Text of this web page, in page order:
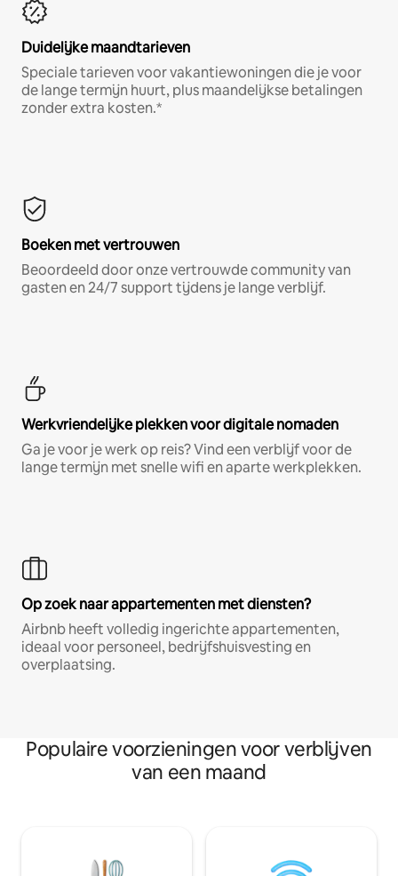
Duidelijke maandtarieven
Speciale tarieven voor vakantiewoningen die je voor
de lange termijn huurt, plus maandelijkse betalingen
zonder extra kosten.*
Boeken met vertrouwen
Beoordeeld door onze vertrouwde community van
gasten en 24/7 support tijdens je lange verblijf.
Werkvriendelijke plekken voor digitale nomaden
Ga je voor je werk op reis? Vind een verblijf voor de
lange termijn met snelle wifi en aparte werkplekken.
Op zoek naar appartementen met diensten?
Airbnb heeft volledig ingerichte appartementen,
ideaal voor personeel, bedrijfshuisvesting en
overplaatsing.
Populaire voorzieningen voor verblijven
van een maand